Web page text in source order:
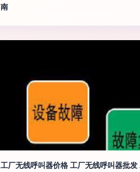
南
工厂无线呼叫器价格 工厂无线呼叫器批发